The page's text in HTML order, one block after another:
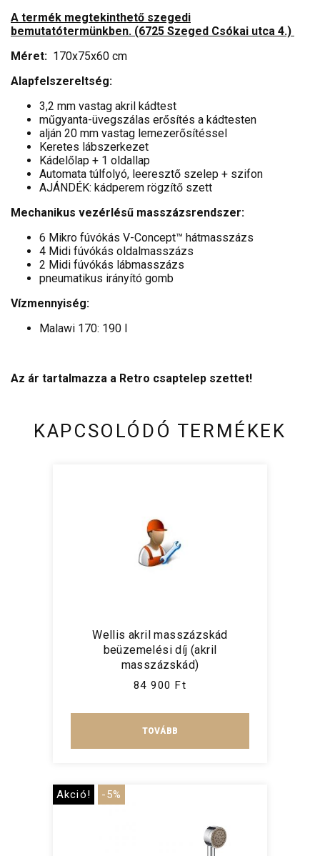
A termék megtekinthető szegedi
bemutatótermünkben. (6725 Szeged Csókai utca 4.)
Méret: 170x75x60 cm
Alapfelszereltség:
3,2 mm vastag akril kádtest
műgyanta-üvegszálas erősítés a kádtesten
alján 20 mm vastag lemezerősítéssel
Keretes lábszerkezet
Kádelőlap + 1 oldallap
Automata túlfolyó, leeresztő szelep + szifon
AJÁNDÉK: kádperem rögzítő szett
Mechanikus vezérlésű masszázsrendszer:
6 Mikro fúvókás V-Concept™ hátmasszázs
4 Midi fúvókás oldalmasszázs
2 Midi fúvókás lábmasszázs
pneumatikus irányító gomb
Vízmennyiség:
Malawi 170: 190 l
Az ár tartalmazza a Retro csaptelep szettet!
KAPCSOLÓDÓ TERMÉKEK
Wellis akril masszázskád
beüzemelési díj (akril
masszázskád)
84 900 Ft
TOVÁBB
Akció! -5%